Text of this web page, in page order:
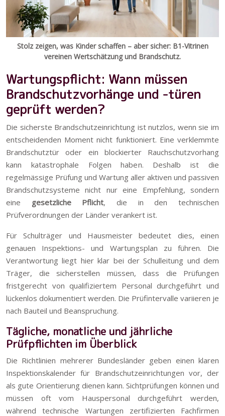
Stolz zeigen, was Kinder schaffen – aber sicher: B1-Vitrinen
vereinen Wertschätzung und Brandschutz.
Wartungspflicht: Wann müssen
Brandschutzvorhänge und -türen
geprüft werden?
Die sicherste Brandschutzeinrichtung ist nutzlos, wenn sie im
entscheidenden Moment nicht funktioniert. Eine verklemmte
Brandschutztür oder ein blockierter Rauchschutzvorhang
kann katastrophale Folgen haben. Deshalb ist die
regelmässige Prüfung und Wartung aller aktiven und passiven
Brandschutzsysteme nicht nur eine Empfehlung, sondern
eine gesetzliche Pflicht, die in den technischen
Prüfverordnungen der Länder verankert ist.
Für Schulträger und Hausmeister bedeutet dies, einen
genauen Inspektions- und Wartungsplan zu führen. Die
Verantwortung liegt hier klar bei der Schulleitung und dem
Träger, die sicherstellen müssen, dass die Prüfungen
fristgerecht von qualifiziertem Personal durchgeführt und
lückenlos dokumentiert werden. Die Prüfintervalle variieren je
nach Bauteil und Beanspruchung.
Tägliche, monatliche und jährliche
Prüfpflichten im Überblick
Die Richtlinien mehrerer Bundesländer geben einen klaren
Inspektionskalender für Brandschutzeinrichtungen vor, der
als gute Orientierung dienen kann. Sichtprüfungen können und
müssen oft vom Hauspersonal durchgeführt werden,
während technische Wartungen zertifizierten Fachfirmen